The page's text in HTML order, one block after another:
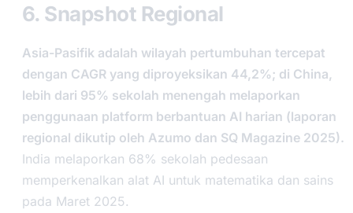
6. Snapshot Regional
Asia-Pasifik adalah wilayah pertumbuhan tercepat
dengan CAGR yang diproyeksikan 44,2%; di China,
lebih dari 95% sekolah menengah melaporkan
penggunaan platform berbantuan AI harian (laporan
regional dikutip oleh Azumo dan SQ Magazine 2025).
India melaporkan 68% sekolah pedesaan
memperkenalkan alat AI untuk matematika dan sains
pada Maret 2025.